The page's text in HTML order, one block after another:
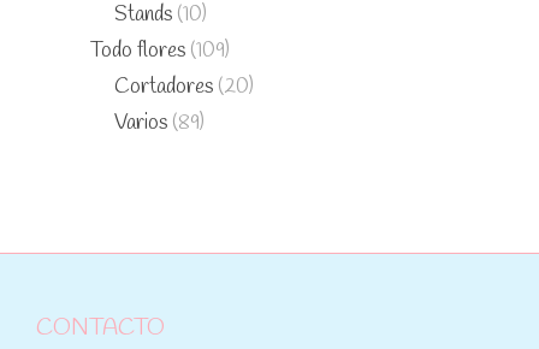
Stands (10)
Todo flores (109)
Cortadores (20)
Varios (89)
CONTACTO